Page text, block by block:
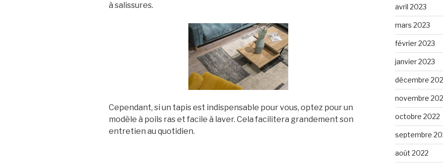
à salissures.
Cependant, si un tapis est indispensable pour vous, optez pour un
modèle à poils ras et facile à laver. Cela facilitera grandement son
entretien au quotidien.
avril 2023
mars 2023
février 2023
janvier 2023
décembre
novembre
octobre 2022
septembre
août 2022